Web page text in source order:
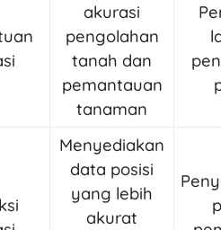
akurasi
pengolahan
tanah dan
pemantauan
tanaman
Menyediakan
data posisi
yang lebih
akurat